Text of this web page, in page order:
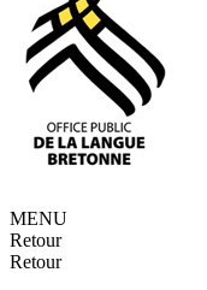
MENU
Retour
Retour